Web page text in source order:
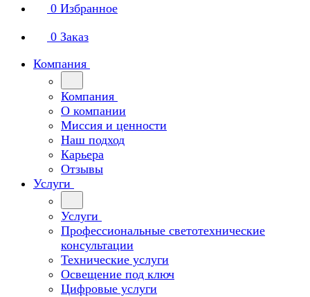
0 Избранное
0 Заказ
Компания
Компания
О компании
Миссия и ценности
Наш подход
Карьера
Отзывы
Услуги
Услуги
Профессиональные светотехнические
консультации
Технические услуги
Освещение под ключ
Цифровые услуги